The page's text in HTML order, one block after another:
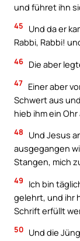
und führet ihn
45
Und da er
Rabbi, Rabbi!
46 Die aber
47 Einer aber
Schwert aus
hieb ihm ein Ohr
48
Und Jesus
ausgegangen
Stangen, mich
49
Ich bin
gelehrt, und ihr
Schrift erfüllt
50 Und die